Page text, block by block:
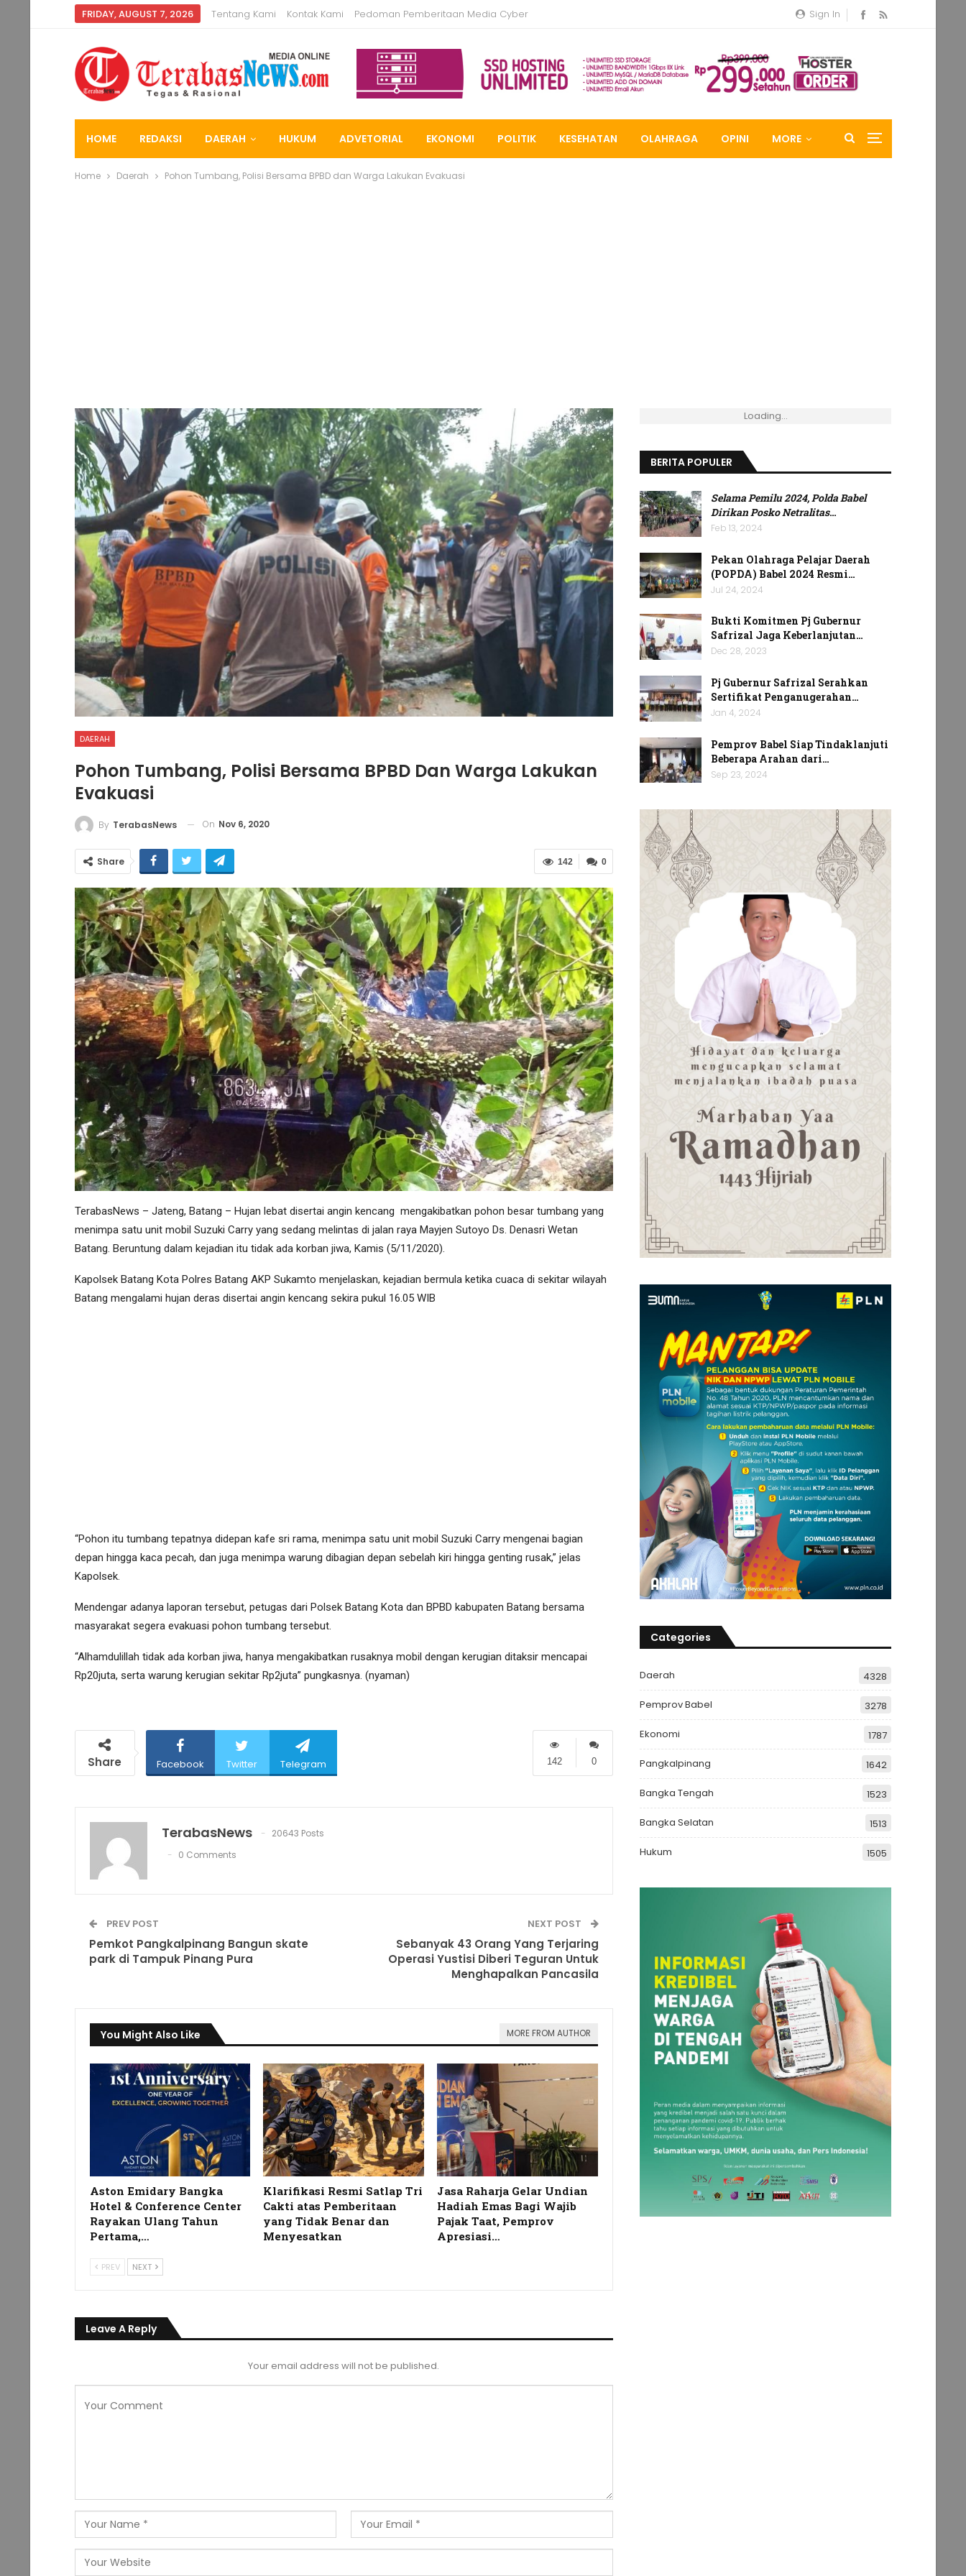
Sign In
FRIDAY, AUGUST 7, 2026 Tentang Kami Kontak Kami Pedoman Pemberitaan Media Cyber
HOME REDAKSI DAERAH HUKUM ADVETORIAL EKONOMI POLITIK KESEHATAN OLAHRAGA OPINI MORE
Home Daerah Pohon Tumbang, Polisi Bersama BPBD dan Warga Lakukan Evakuasi
DAERAH
Pohon Tumbang, Polisi Bersama BPBD Dan Warga Lakukan
Evakuasi
By TerabasNews On Nov 6, 2020
0
142
Share
TerabasNews – Jateng, Batang – Hujan lebat disertai angin kencang mengakibatkan pohon besar tumbang yang
menimpa satu unit mobil Suzuki Carry yang sedang melintas di jalan raya Mayjen Sutoyo Ds. Denasri Wetan
Batang. Beruntung dalam kejadian itu tidak ada korban jiwa, Kamis (5/11/2020).
Kapolsek Batang Kota Polres Batang AKP Sukamto menjelaskan, kejadian bermula ketika cuaca di sekitar wilayah
Batang mengalami hujan deras disertai angin kencang sekira pukul 16.05 WIB
“Pohon itu tumbang tepatnya didepan kafe sri rama, menimpa satu unit mobil Suzuki Carry mengenai bagian
depan hingga kaca pecah, dan juga menimpa warung dibagian depan sebelah kiri hingga genting rusak,” jelas
Kapolsek.
Mendengar adanya laporan tersebut, petugas dari Polsek Batang Kota dan BPBD kabupaten Batang bersama
masyarakat segera evakuasi pohon tumbang tersebut.
“Alhamdulillah tidak ada korban jiwa, hanya mengakibatkan rusaknya mobil dengan kerugian ditaksir mencapai
Rp20juta, serta warung kerugian sekitar Rp2juta” pungkasnya. (nyaman)
0
142
Share Facebook Twitter Telegram
TerabasNews
20643 Posts
0 Comments
PREV POST
Pemkot Pangkalpinang Bangun skate
park di Tampuk Pinang Pura
NEXT POST
Sebanyak 43 Orang Yang Terjaring
Operasi Yustisi Diberi Teguran Untuk
Menghapalkan Pancasila
You Might Also Like MORE FROM AUTHOR
Aston Emidary Bangka
Hotel & Conference Center
Rayakan Ulang Tahun
Pertama,…
Klarifikasi Resmi Satlap Tri
Cakti atas Pemberitaan
yang Tidak Benar dan
Menyesatkan
Jasa Raharja Gelar Undian
Hadiah Emas Bagi Wajib
Pajak Taat, Pemprov
Apresiasi…
PREV NEXT
Leave A Reply
Your email address will not be published.
Loading...
BERITA POPULER
Selama Pemilu 2024, Polda Babel
Dirikan Posko Netralitas…
Feb 13, 2024
Pekan Olahraga Pelajar Daerah
(POPDA) Babel 2024 Resmi…
Jul 24, 2024
Bukti Komitmen Pj Gubernur
Safrizal Jaga Keberlanjutan…
Dec 28, 2023
Pj Gubernur Safrizal Serahkan
Sertifikat Penganugerahan…
Jan 4, 2024
Pemprov Babel Siap Tindaklanjuti
Beberapa Arahan dari…
Sep 23, 2024
Categories
Daerah 4328
Pemprov Babel 3278
Ekonomi 1787
Pangkalpinang 1642
Bangka Tengah 1523
Bangka Selatan 1513
Hukum 1505